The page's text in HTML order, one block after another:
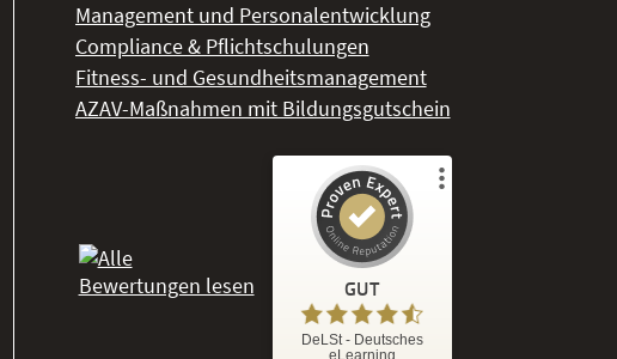
Management und Personalentwicklung
Compliance & Pflichtschulungen
Fitness- und Gesundheitsmanagement
AZAV-Maßnahmen mit Bildungsgutschein
GUT
DeLSt - Deutsches
eLearning
Kundenbewertungen und Erfahrungen zu
DeLSt - Deutsches eLearning Studieninstitut